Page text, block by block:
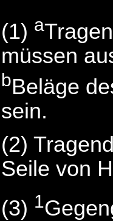
(1) a
müssen
bBeläge
sein.
(2)
Seile von
(3) 1